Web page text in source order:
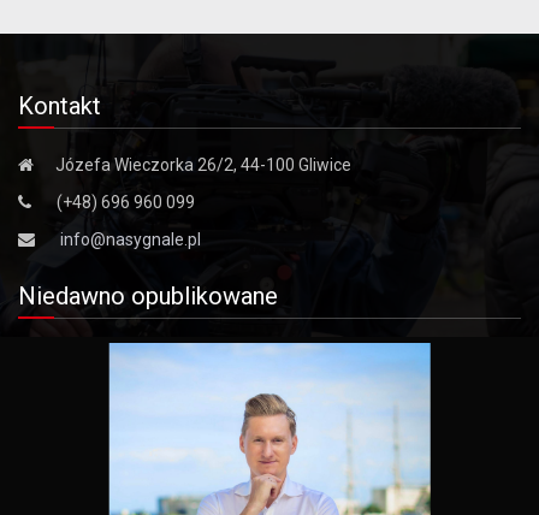
Kontakt
Józefa Wieczorka 26/2, 44-100 Gliwice
(+48) 696 960 099
info@nasygnale.pl
Niedawno opublikowane